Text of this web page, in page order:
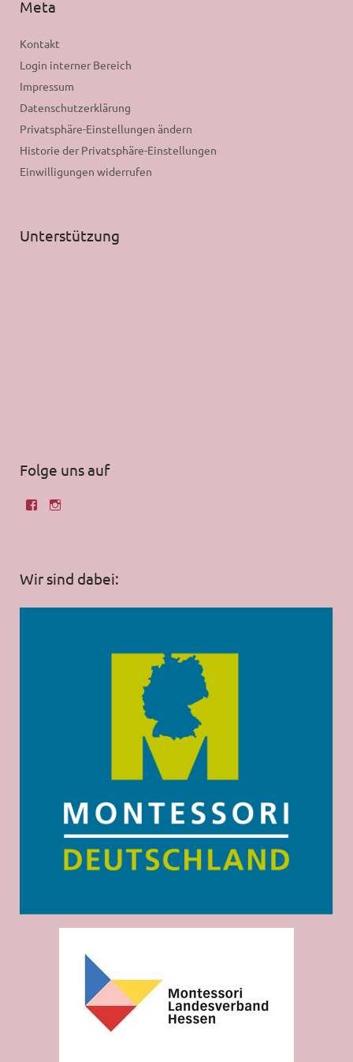
Meta
Kontakt
Login interner Bereich
Impressum
Datenschutzerklärung
Privatsphäre-Einstellungen ändern
Historie der Privatsphäre-Einstellungen
Einwilligungen widerrufen
Unterstützung
Folge uns auf
Wir sind dabei: